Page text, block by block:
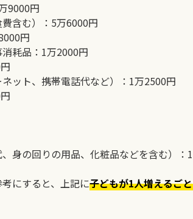
9000円
含む）：5万6000円
円
耗品：1万2000円
ット、携帯電話代など）：1万2500円
身の回りの用品、化粧品などを含む）：
にすると、上記に子どもが1人増えるご